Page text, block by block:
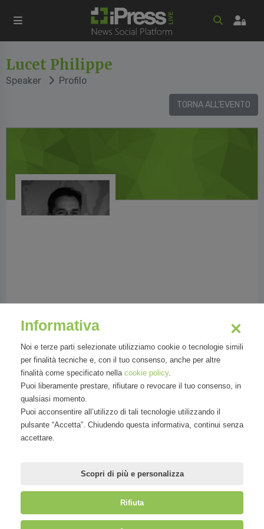
Lucet Philippe
Speaker Profilo
TORNA ALL'EVENTO
Lead Counsel for Richemont
Philippe Lucet is Lead Counsel for Richemont,
in charge of legal for two luxury Brands and
Group e-commerce projects worldwide, and
Informativa
Noi e terze parti selezionate utilizziamo cookie o tecnologie simili
per finalità tecniche e, con il tuo consenso, anche per altre
finalità come specificato nella cookie policy.
Puoi liberamente prestare, rifiutare o revocare il tuo consenso, in
qualsiasi momento.
Puoi acconsentire all’utilizzo di tali tecnologie utilizzando il
pulsante “Accetta”. Chiudendo questa informativa, continui senza
accettare.
Scopri di più e personalizza
Rifiuta